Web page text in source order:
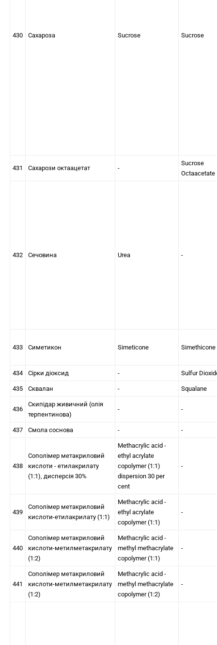
430 Сахароза Sucrose Sucrose
431 Сахарози октаацетат -
Sucrose
Octaacetate
432 Сечовина Urea -
433 Симетикон Simeticone Simethicone
434 Сірки діоксид - Sulfur
435 Сквалан - Squalane
436
Скипідар живичний (олія
терпентинова)
- -
437 Смола соснова - -
438
Сополімер метакриловий
кислоти - етилакрилату
(1:1), дисперсія 30%
Methacrylic acid -
ethyl acrylate
copolymer (1:1)
dispersion 30 per
cent
-
439
Сополімер метакриловий
кислоти-етилакрилату (1:1)
Methacrylic acid -
ethyl acrylate
copolymer (1:1)
-
440
Сополімер метакриловий
кислоти-метилметакрилату
(1:2)
Methacrylic acid -
methyl methacrylate
copolymer (1:1)
-
441
Сополімер метакриловий
кислоти-метилметакрилату
(1:2)
Methacrylic acid -
methyl methacrylate
copolymer (1:2)
-